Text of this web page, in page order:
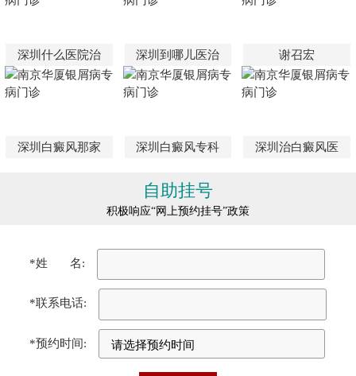
深圳什么医院治 深圳到哪儿医治 谢召宏
深圳白癜风那家 深圳白癜风专科 深圳治白癜风医
自助挂号
积极响应“网上预约挂号”政策
*姓 名:
*联系电话:
*预约时间: